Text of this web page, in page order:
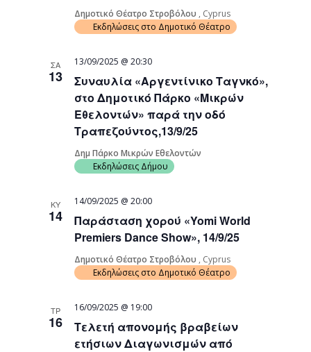
Δημοτικό Θέατρο Στροβόλου , Cyprus
Εκδηλώσεις στο Δημοτικό Θέατρο
ΣΑ
13
Συναυλία «Αργεντίνικο Ταγνκό»,
στο Δημοτικό Πάρκο «Μικρών
Εθελοντών» παρά την οδό
Τραπεζούντος,13/9/25
13/09/2025 @ 20:30
Δημ Πάρκο Μικρών Εθελοντών
Εκδηλώσεις Δήμου
ΚΥ
14
Παράσταση χορού «Yomi World
Premiers Dance Show», 14/9/25
14/09/2025 @ 20:00
Δημοτικό Θέατρο Στροβόλου , Cyprus
Εκδηλώσεις στο Δημοτικό Θέατρο
ΤΡ
16
Τελετή απονομής βραβείων
ετήσιων Διαγωνισμών από
16/09/2025 @ 19:00